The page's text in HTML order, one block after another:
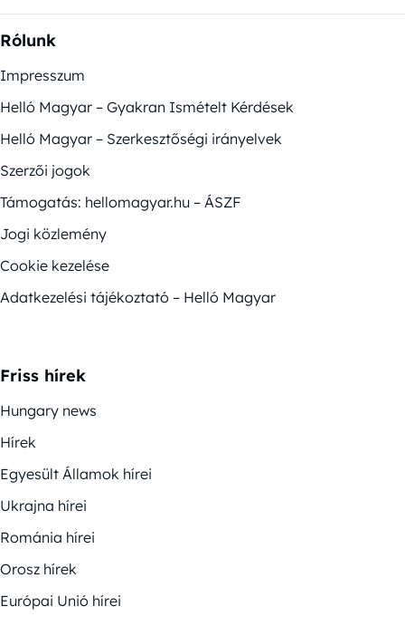
Rólunk
Impresszum
Helló Magyar – Gyakran Ismételt Kérdések
Helló Magyar – Szerkesztőségi irányelvek
Szerzői jogok
Támogatás: hellomagyar.hu – ÁSZF
Jogi közlemény
Cookie kezelése
Adatkezelési tájékoztató – Helló Magyar
Friss hírek
Hungary news
Hírek
Egyesült Államok hírei
Ukrajna hírei
Románia hírei
Orosz hírek
Európai Unió hírei